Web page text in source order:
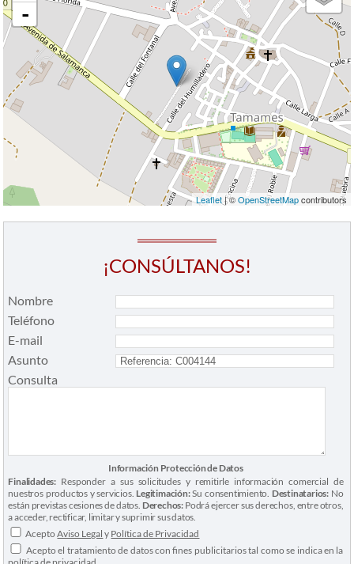
-
Leaflet| ©OpenStreetMapcontributors
¡CONSÚLTANOS!
Nombre
Teléfono
E-mail
Asunto
Consulta
Información Protección de Datos
Finalidades: Responder a sus solicitudes y remitirle información comercial de
nuestros productos y servicios. Legitimación:Su consentimiento. Destinatarios:No
están previstas cesiones de datos. Derechos: Podrá ejercer sus derechos, entre otros,
a acceder, rectificar, limitar y suprimir sus datos.
AceptoAviso Legal y Política de Privacidad
Acepto el tratamiento de datos con fines publicitarios tal como se indica en la